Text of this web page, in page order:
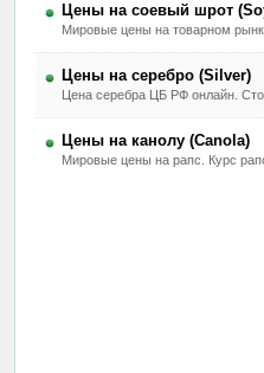
Цены на соевый шрот
Мировые цены на товарном
Цены на серебро (Silver)
Цена серебра ЦБ РФ онлайн.
Цены на канолу (Canola)
Мировые цены на рапс. Курс